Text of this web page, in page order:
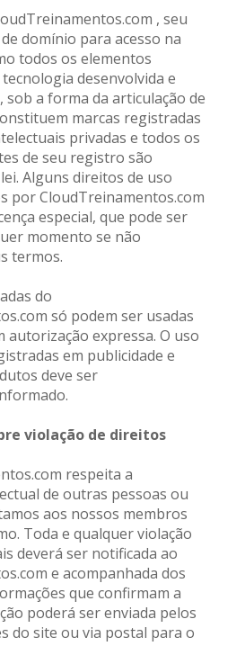
, seu
domínio para acesso na
todos os elementos
desenvolvida e
sob a forma da articulação de
marcas registradas
privadas e todos os
de seu registro são
Alguns direitos de uso
por CloudTreinamentos.com
especial, que pode ser
momento se não
termos.
do
só podem ser usadas
autorização expressa. O uso
em publicidade e
deve ser
violação de direitos
respeita a
de outras pessoas ou
aos nossos membros
Toda e qualquer violação
deverá ser notificada ao
e acompanhada dos
que confirmam a
poderá ser enviada pelos
do site ou via postal para o